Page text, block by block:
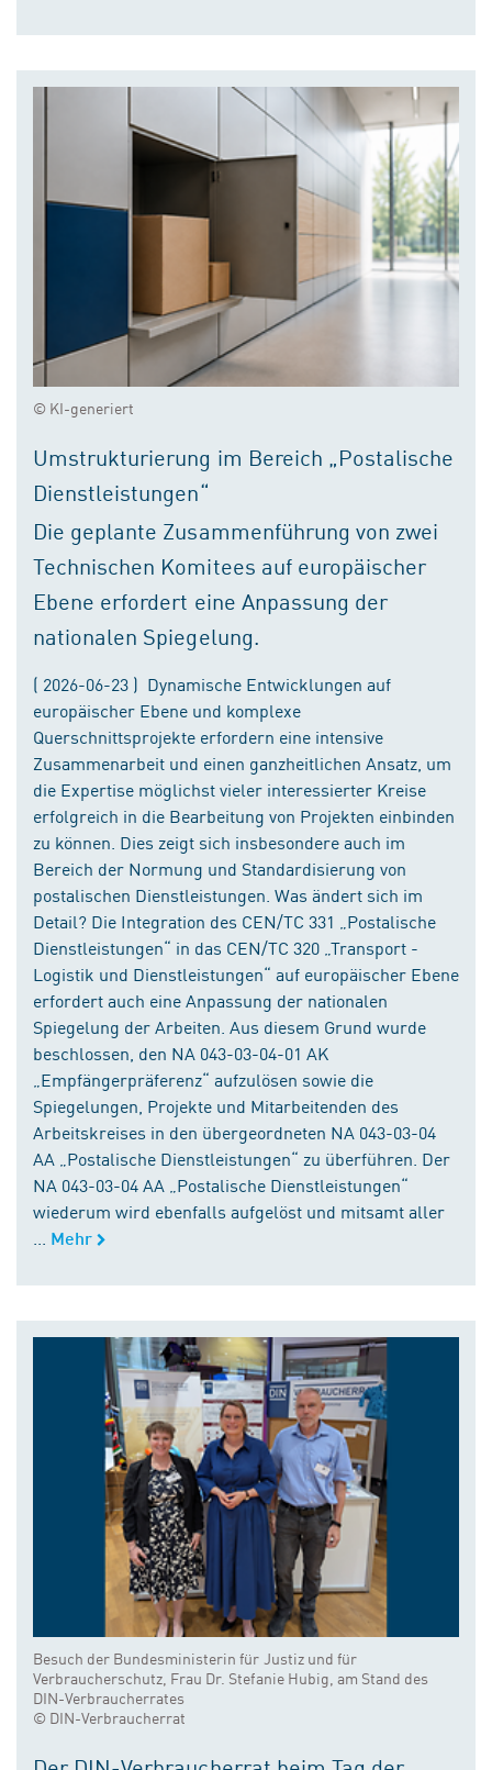
© KI-generiert
Umstrukturierung im Bereich „Postalische
Dienstleistungen“
Die geplante Zusammenführung von zwei
Technischen Komitees auf europäischer
Ebene erfordert eine Anpassung der
nationalen Spiegelung.
( 2026-06-23 ) Dynamische Entwicklungen auf
europäischer Ebene und komplexe
Querschnittsprojekte erfordern eine intensive
Zusammenarbeit und einen ganzheitlichen Ansatz, um
die Expertise möglichst vieler interessierter Kreise
erfolgreich in die Bearbeitung von Projekten einbinden
zu können. Dies zeigt sich insbesondere auch im
Bereich der Normung und Standardisierung von
postalischen Dienstleistungen. Was ändert sich im
Detail? Die Integration des CEN/TC 331 „Postalische
Dienstleistungen“ in das CEN/TC 320 „Transport -
Logistik und Dienstleistungen“ auf europäischer Ebene
erfordert auch eine Anpassung der nationalen
Spiegelung der Arbeiten. Aus diesem Grund wurde
beschlossen, den NA 043-03-04-01 AK
„Empfängerpräferenz“ aufzulösen sowie die
Spiegelungen, Projekte und Mitarbeitenden des
Arbeitskreises in den übergeordneten NA 043-03-04
AA „Postalische Dienstleistungen“ zu überführen. Der
NA 043-03-04 AA „Postalische Dienstleistungen“
wiederum wird ebenfalls aufgelöst und mitsamt aller
Mehr
Besuch der Bundesministerin für Justiz und für
Verbraucherschutz, Frau Dr. Stefanie Hubig, am Stand des
DIN-Verbraucherrates
© DIN-Verbraucherrat